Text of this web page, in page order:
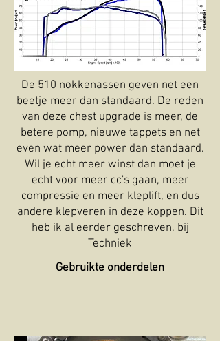
De 510 nokkenassen geven net een
beetje meer dan standaard. De reden
van deze chest upgrade is meer, de
betere pomp, nieuwe tappets en net
even wat meer power dan standaard.
Wil je echt meer winst dan moet je
echt voor meer cc's gaan, meer
compressie en meer kleplift, en dus
andere klepveren in deze koppen. Dit
heb ik al eerder geschreven, bij
Techniek
Gebruikte onderdelen